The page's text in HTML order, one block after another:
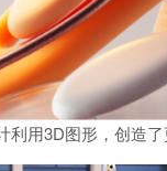
用3D图形，创造